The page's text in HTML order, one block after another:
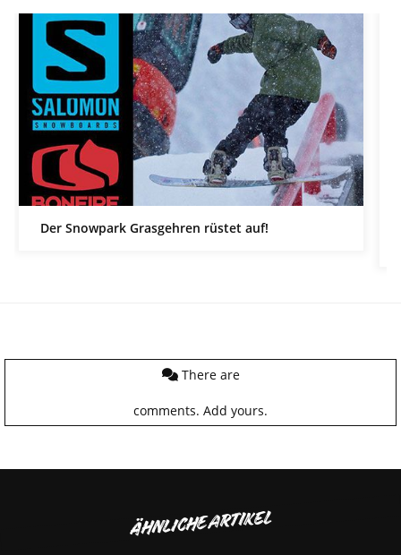
Der Snowpark Grasgehren rüstet auf!
There are
comments. Add yours.
ÄHNLICHE ARTIKEL